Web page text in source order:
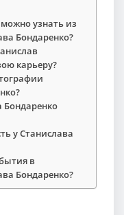
узнать из
Бондаренко?
карьеру?
Бондаренко
у Станислава
в
Бондаренко?